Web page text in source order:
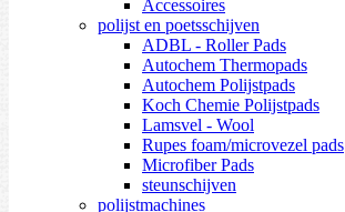
Accessoires
polijst en poetsschijven
ADBL - Roller Pads
Autochem Thermopads
Autochem Polijstpads
Koch Chemie Polijstpads
Lamsvel - Wool
Rupes foam/microvezel pads
Microfiber Pads
steunschijven
polijstmachines